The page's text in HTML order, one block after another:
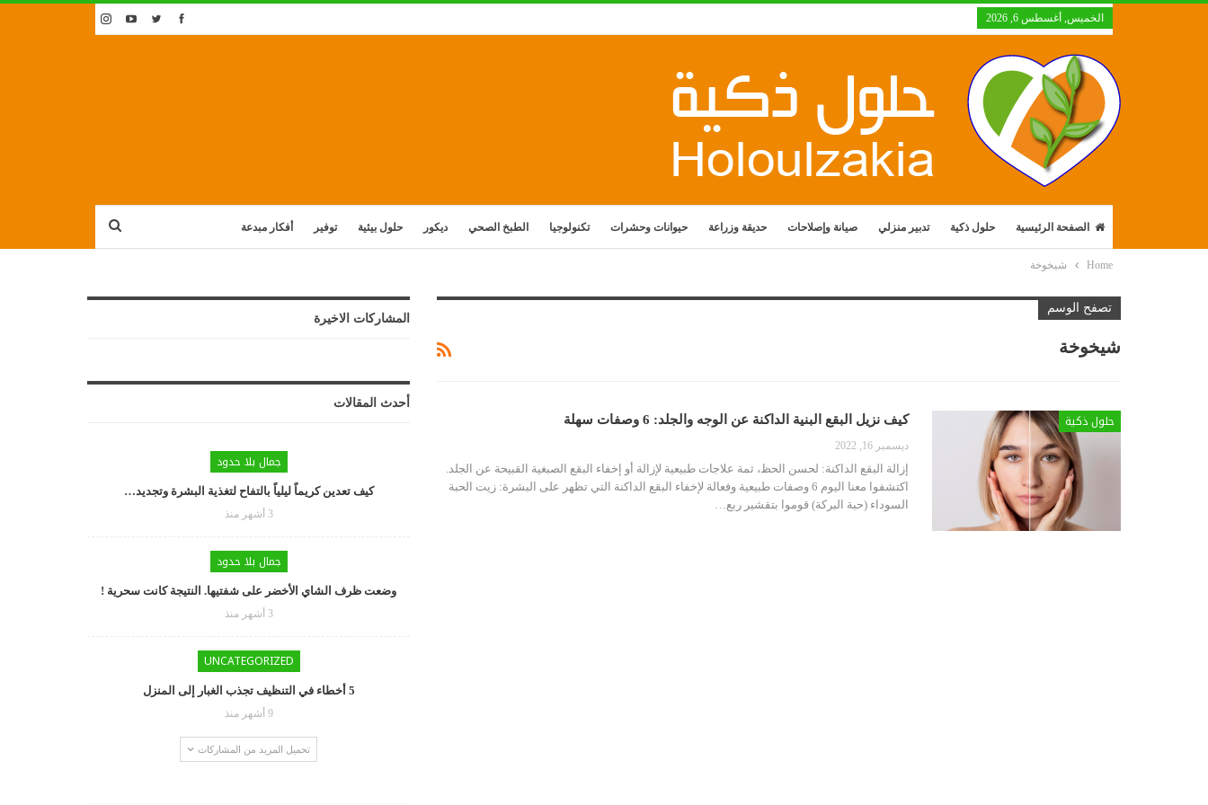
الخميس, أغسطس 6, 2026
الصفحة الرئيسية حلول ذكية تدبير منزلي صيانة وإصلاحات حديقة وزراعة حيوانات وحشرات تكنولوجيا الطبخ الصحي ديكور حلول بيئية توفير أفكار مبدعة
Home شيخوخة
تصفح الوسم
شيخوخة
حلول ذكية كيف نزيل البقع البنية الداكنة عن الوجه والجلد: 6 وصفات سهلة
ديسمبر 16, 2022
إزالة البقع الداكنة: لحسن الحظ، ثمة علاجات طبيعية لإزالة أو إخفاء البقع الصبغية القبيحة عن الجلد.
اكتشفوا معنا اليوم 6 وصفات طبيعية وفعالة لإخفاء البقع الداكنة التي تظهر على البشرة:
زيت الحبة
السوداء (حبة البركة) قوموا بتقشير ربع
المشاركات الاخيرة
أحدث المقالات
جمال بلا حدود
كيف تعدين كريماً ليلياً بالتفاح لتغذية البشرة وتجديد…
3 أشهر منذ
جمال بلا حدود
وضعت ظرف الشاي الأخضر على شفتيها. النتيجة كانت سحرية !
3 أشهر منذ
UNCATEGORIZED
5 أخطاء في التنظيف تجذب الغبار إلى المنزل
9 أشهر منذ
تحميل المزيد من المشاركات